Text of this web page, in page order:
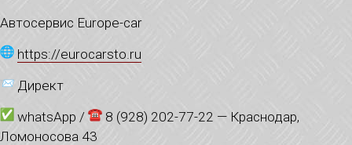
Автосервис Europe-car
https://eurocarsto.ru
Директ
whatsApp /
8 (928) 202-77-22 — Краснодар,
Ломоносова 43